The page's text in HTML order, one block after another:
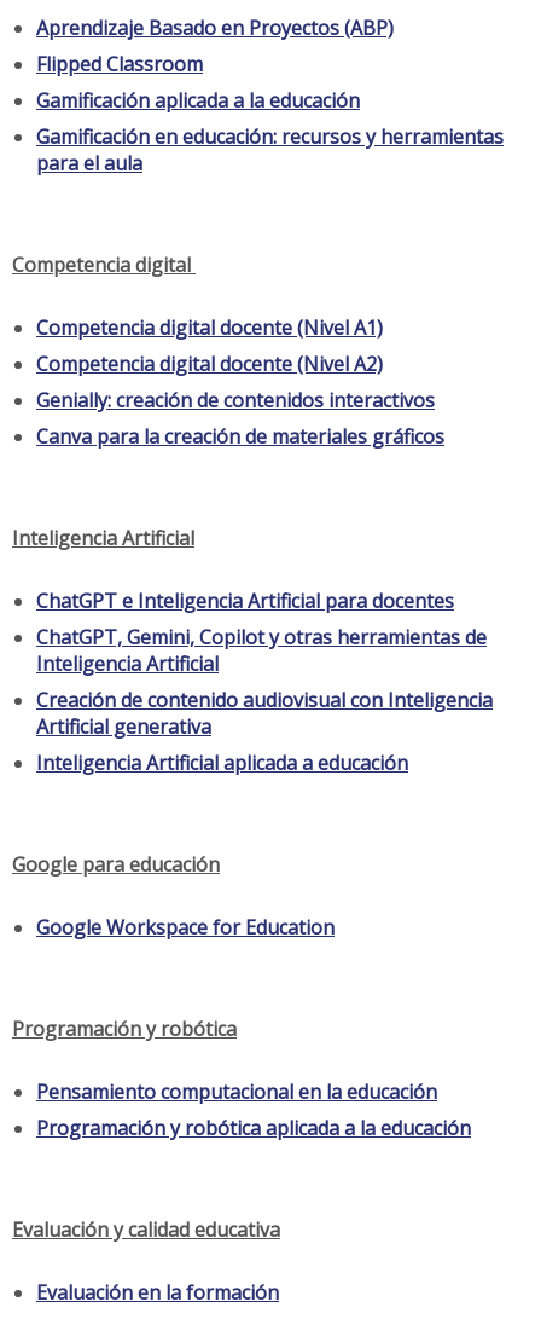
Aprendizaje Basado en Proyectos (ABP)
Flipped Classroom
Gamificación aplicada a la educación
Gamificación en educación: recursos y herramientas
para el aula
Competencia digital
Competencia digital docente (Nivel A1)
Competencia digital docente (Nivel A2)
Genially: creación de contenidos interactivos
Canva para la creación de materiales gráficos
Inteligencia Artificial
ChatGPT e Inteligencia Artificial para docentes
ChatGPT, Gemini, Copilot y otras herramientas de
Inteligencia Artificial
Creación de contenido audiovisual con Inteligencia
Artificial generativa
Inteligencia Artificial aplicada a educación
Google para educación
Google Workspace for Education
Programación y robótica
Pensamiento computacional en la educación
Programación y robótica aplicada a la educación
Evaluación y calidad educativa
Evaluación en la formación